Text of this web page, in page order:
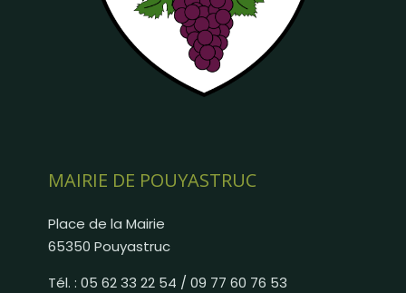
MAIRIE DE POUYASTRUC
Place de la Mairie
65350 Pouyastruc
Tél. : 05 62 33 22 54 / 09 77 60 76 53